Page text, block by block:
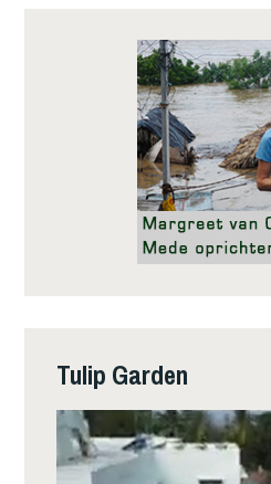
Tulip Garden